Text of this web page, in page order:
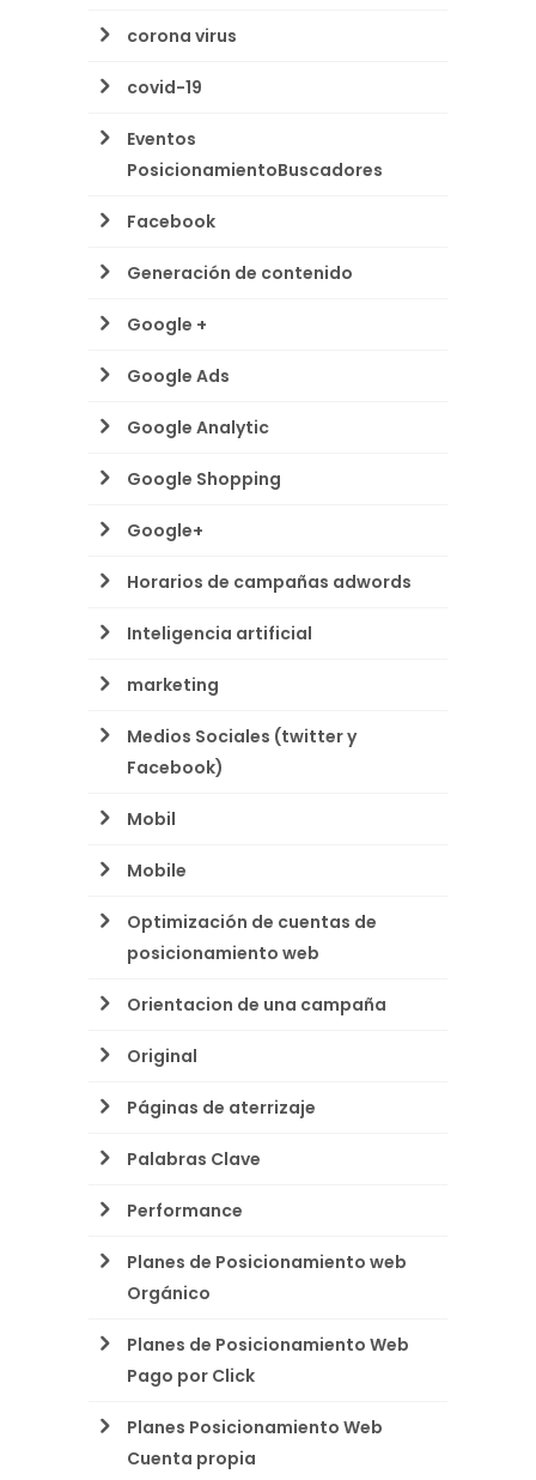
corona virus
covid-19
Eventos
PosicionamientoBuscadores
Facebook
Generación de contenido
Google +
Google Ads
Google Analytic
Google Shopping
Google+
Horarios de campañas adwords
Inteligencia artificial
marketing
Medios Sociales (twitter y
Facebook)
Mobil
Mobile
Optimización de cuentas de
posicionamiento web
Orientacion de una campaña
Original
Páginas de aterrizaje
Palabras Clave
Performance
Planes de Posicionamiento web
Orgánico
Planes de Posicionamiento Web
Pago por Click
Planes Posicionamiento Web
Cuenta propia